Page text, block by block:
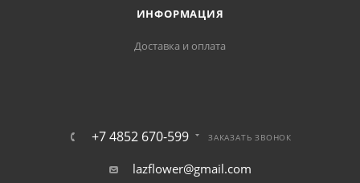
ИНФОРМАЦИЯ
Доставка и оплата
+7 4852 670-599 ЗАКАЗАТЬ ЗВОНОК
lazflower@gmail.com